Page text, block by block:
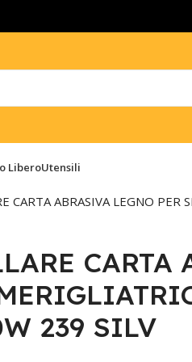
LiberoUtensili
CARTA ABRASIVA LEGNO PER
CARTA
239 SILV